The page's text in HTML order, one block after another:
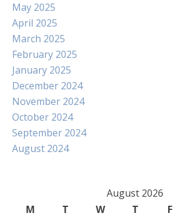
May 2025
April 2025
March 2025
February 2025
January 2025
December 2024
November 2024
October 2024
September 2024
August 2024
August 2026
M
T W T F